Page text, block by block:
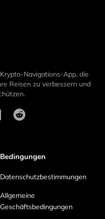
Navigations-App, die
Reisen zu verbessern und
Bedingungen
Datenschutzbestimmungen
Allgemeine
Geschäftsbedingungen